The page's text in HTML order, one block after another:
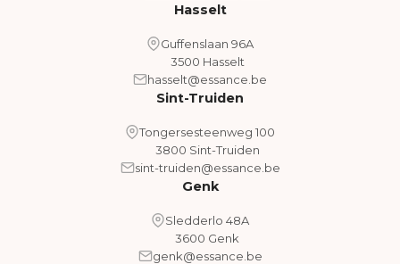
Hasselt
Guffenslaan 96A
3500 Hasselt
hasselt@essance.be
Sint-Truiden
Tongersesteenweg 100
3800 Sint-Truiden
sint-truiden@essance.be
Genk
Sledderlo 48A
3600 Genk
genk@essance.be